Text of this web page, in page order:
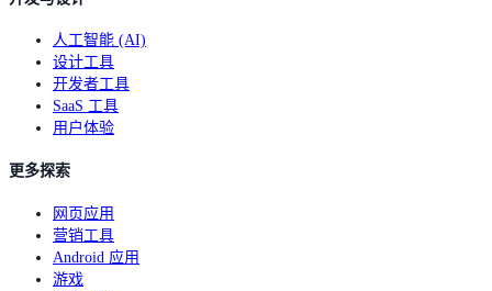
人工智能 (AI)
设计工具
开发者工具
SaaS 工具
用户体验
更多探索
网页应用
营销工具
Android 应用
游戏